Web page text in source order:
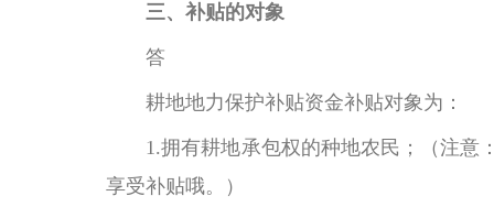
三、补贴的对象
答
耕地地力保护补贴资金补贴对象为：
1.拥有耕地承包权的种地农民；（注意：
享受补贴哦。）